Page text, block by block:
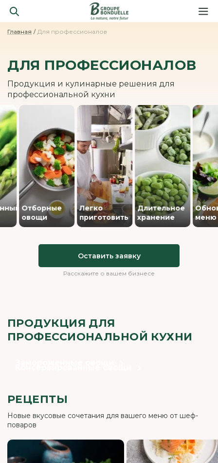
Главная Для профессионалов
ДЛЯ ПРОФЕССИОНАЛОВ
Продукция и кулинарные решения для
профессиональной кухни
Отборные
овощи
Легко
приготовить
Длительное
хранение
меню
Оставить заявку
Расскажите о вашем бизнесе
ПРОДУКЦИЯ ДЛЯ
ПРОФЕССИОНАЛЬНОЙ КУХНИ
РЕЦЕПТЫ
Новые вкусовые сочетания для вашего меню от шеф-
поваров